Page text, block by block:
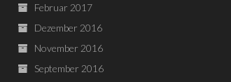
Februar 2017
Dezember 2016
November 2016
September 2016